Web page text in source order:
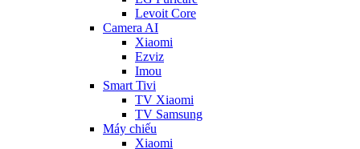
Levoit Core
Camera AI
Xiaomi
Ezviz
Imou
Smart Tivi
TV Xiaomi
TV Samsung
Máy chiếu
Xiaomi